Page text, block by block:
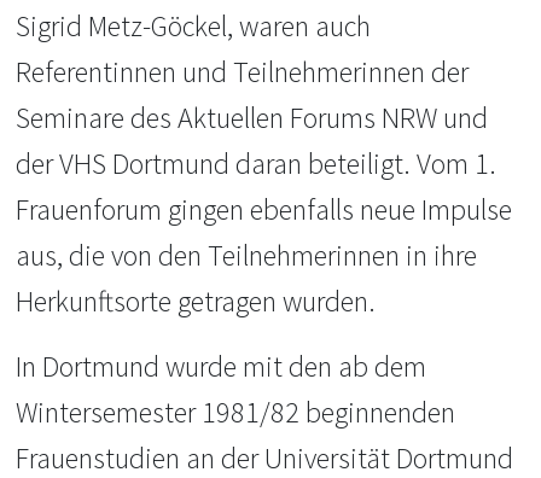
Sigrid Metz-Göckel, waren auch
Referentinnen und Teilnehmerinnen der
Seminare des Aktuellen Forums NRW und
der VHS Dortmund daran beteiligt. Vom 1.
Frauenforum gingen ebenfalls neue Impulse
aus, die von den Teilnehmerinnen in ihre
Herkunftsorte getragen wurden.
In Dortmund wurde mit den ab dem
Wintersemester 1981/82 beginnenden
Frauenstudien an der Universität Dortmund